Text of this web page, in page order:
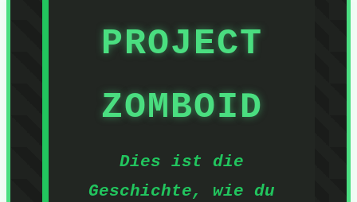
PROJECT
ZOMBOID
Dies ist die
Geschichte, wie du